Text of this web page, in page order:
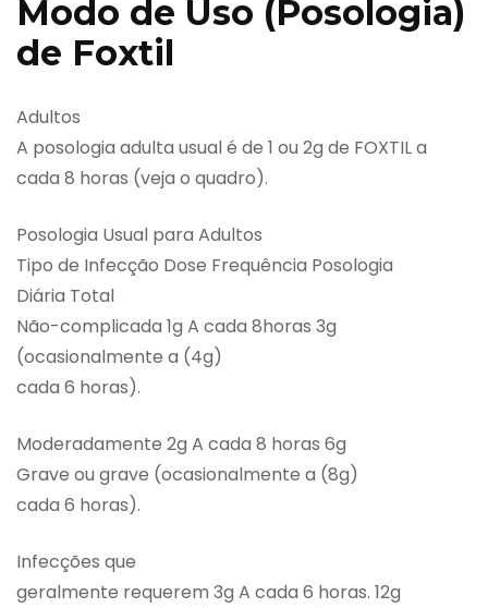
Modo de Uso (Posologia)
de Foxtil
Adultos
A posologia adulta usual é de 1 ou 2g de FOXTIL a
cada 8 horas (veja o quadro).
Posologia Usual para Adultos
Tipo de Infecção Dose Frequência Posologia
Diária Total
Não-complicada 1g A cada 8horas 3g
(ocasionalmente a (4g)
cada 6 horas).
Moderadamente 2g A cada 8 horas 6g
Grave ou grave (ocasionalmente a (8g)
cada 6 horas).
Infecções que
geralmente requerem 3g A cada 6 horas. 12g